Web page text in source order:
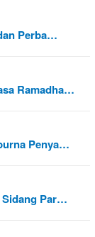
Perba…
Ramadha…
Penya…
Sidang Par…